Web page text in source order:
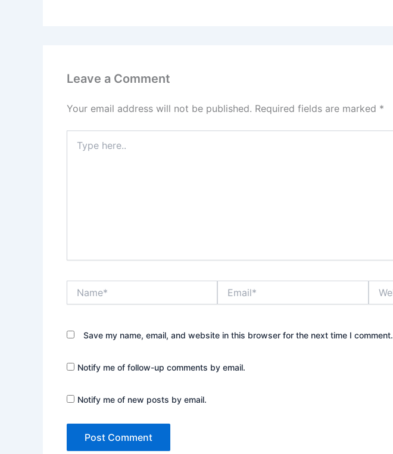
Leave a Comment
Your email address will not be published. Required fields are marked *
here..
Save my name, email, and website in this browser for the next time I comment.
Notify me of follow-up comments by email.
Notify me of new posts by email.